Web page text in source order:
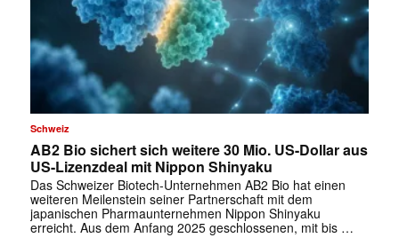
✕
Schweiz
AB2 Bio sichert sich weitere 30 Mio. US-Dollar aus
US-Lizenzdeal mit Nippon Shinyaku
Das Schweizer Biotech-Unternehmen AB2 Bio hat einen
weiteren Meilenstein seiner Partnerschaft mit dem
japanischen Pharmaunternehmen Nippon Shinyaku
erreicht. Aus dem Anfang 2025 geschlossenen, mit bis …